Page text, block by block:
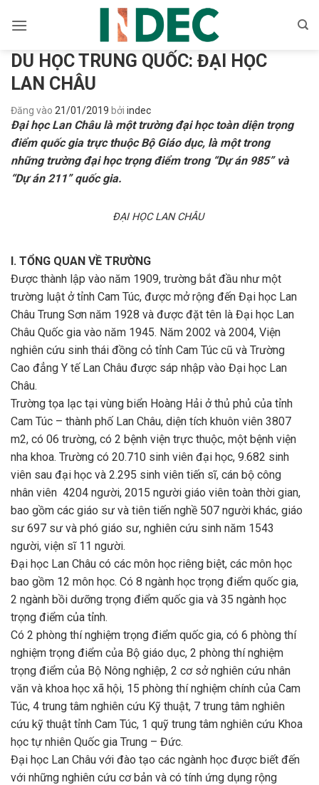
qua
dungDU HỌC TRUNG QUỐC: ĐẠI HỌC
LAN CHÂU
Đăng vào 21/01/2019 bởi indec
Đại học Lan Châu là một trường đại học toàn diện trọng
điểm quốc gia trực thuộc Bộ Giáo dục, là một trong
những trường đại học trọng điểm trong “Dự án 985” và
“Dự án 211” quốc gia.
ĐẠI HỌC LAN CHÂU
I. TỔNG QUAN VỀ TRƯỜNG
Được thành lập vào năm 1909, trường bắt đầu như một
trường luật ở tỉnh Cam Túc, được mở rộng đến Đại học Lan
Châu Trung Sơn năm 1928 và được đặt tên là Đại học Lan
Châu Quốc gia vào năm 1945. Năm 2002 và 2004, Viện
nghiên cứu sinh thái đồng cỏ tỉnh Cam Túc cũ và Trường
Cao đẳng Y tế Lan Châu được sáp nhập vào Đại học Lan
Châu.
Trường tọa lạc tại vùng biển Hoàng Hải ở thủ phủ của tỉnh
Cam Túc – thành phố Lan Châu, diện tích khuôn viên 3807
m2, có 06 trường, có 2 bệnh viện trực thuộc, một bệnh viện
nha khoa. Trường có 20.710 sinh viên đại học, 9.682 sinh
viên sau đại học và 2.295 sinh viên tiến sĩ, cán bộ công
nhân viên 4204 người, 2015 người giáo viên toàn thời gian,
bao gồm các giáo sư và tiên tiến nghề 507 người khác, giáo
sư 697 sư và phó giáo sư, nghiên cứu sinh năm 1543
người, viện sĩ 11 người.
Đại học Lan Châu có các môn học riêng biệt, các môn học
bao gồm 12 môn học. Có 8 ngành học trọng điểm quốc gia,
2 ngành bồi dưỡng trọng điểm quốc gia và 35 ngành học
trọng điểm của tỉnh.
Có 2 phòng thí nghiệm trọng điểm quốc gia, có 6 phòng thí
nghiệm trọng điểm của Bộ giáo dục, 2 phòng thí nghiệm
trọng điểm của Bộ Nông nghiệp, 2 cơ sở nghiên cứu nhân
văn và khoa học xã hội, 15 phòng thí nghiệm chính của Cam
Túc, 4 trung tâm nghiên cứu Kỹ thuật, 7 trung tâm nghiên
cứu kỹ thuật tỉnh Cam Túc, 1 quỹ trung tâm nghiên cứu Khoa
học tự nhiên Quốc gia Trung – Đức.
Đại học Lan Châu với đào tạo các ngành học được biết đến
với những nghiên cứu cơ bản và có tính ứng dụng rộng